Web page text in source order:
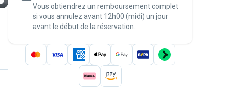
Gardez tout sur Pawshake (du premier
message au paiement) pour bénéficier de la
Garantie Pawshake.
Vous obtiendrez un remboursement complet
si vous annulez avant 12h00 (midi) un jour
avant le début de la réservation.